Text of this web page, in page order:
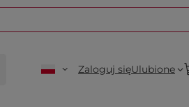
Zaloguj sięUlubione